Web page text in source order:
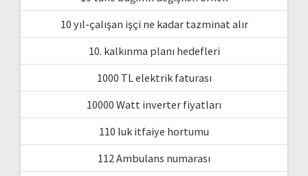
10 yıl-çalışan işçi ne kadar tazminat alır
10. kalkınma planı hedefleri
1000 TL elektrik faturası
10000 Watt inverter fiyatları
110 luk itfaiye hortumu
112 Ambulans numarası